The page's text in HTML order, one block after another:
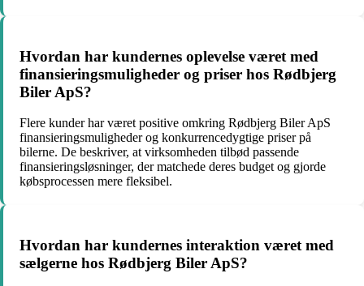
Hvordan har kundernes oplevelse været med
finansieringsmuligheder og priser hos Rødbjerg
Biler ApS?
Flere kunder har været positive omkring Rødbjerg Biler ApS
finansieringsmuligheder og konkurrencedygtige priser på
bilerne. De beskriver, at virksomheden tilbød passende
finansieringsløsninger, der matchede deres budget og gjorde
købsprocessen mere fleksibel.
Hvordan har kundernes interaktion været med
sælgerne hos Rødbjerg Biler ApS?